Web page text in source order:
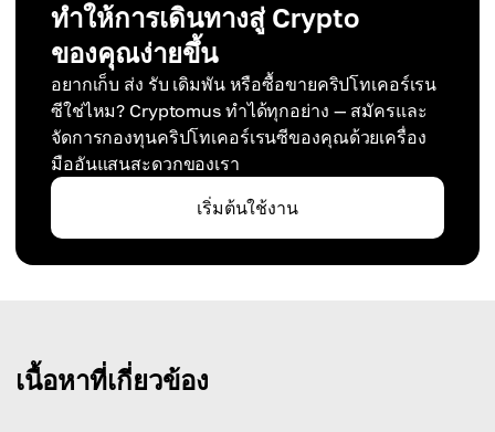
ทำให้การเดินทางสู่ Crypto
ของคุณง่ายขึ้น
อยากเก็บ ส่ง รับ เดิมพัน หรือซื้อขายคริปโทเคอร์เรน
ซีใช่ไหม? Cryptomus ทำได้ทุกอย่าง — สมัครและ
จัดการกองทุนคริปโทเคอร์เรนซีของคุณด้วยเครื่อง
มืออันแสนสะดวกของเรา
เริ่มต้นใช้งาน
เนื้อหาที่เกี่ยวข้อง